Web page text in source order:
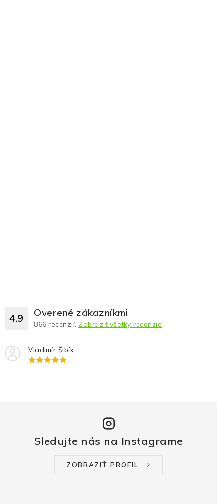
4.9 Overené zákazníkmi
866 recenzií. Zobraziť všetky recenzie
Vladimír Šibík
Sledujte nás na Instagrame
ZOBRAZIŤ PROFIL